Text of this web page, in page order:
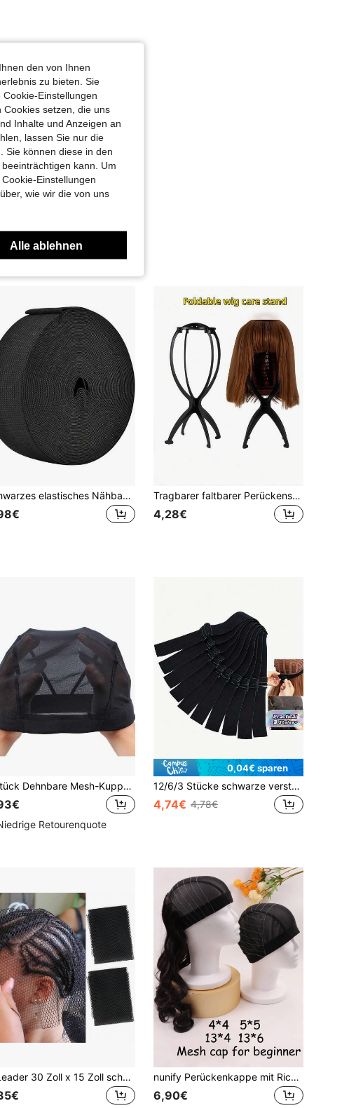
Schwarzes elastisches Nähband, 3 cm x 6 Yards, geeignet für Perücken, Gürtel, Dessous, Schuhe, Bettwäsche, Kleidung, Bastelarbeiten und DIY-Projekte Tragbarer faltbarer Perückenständer, tragbarer Perückenhalter, geeignet für Reise, Salon, häusliche Perückenpflege, Perückentrocknung, Styling und Präsentation
4,28€
1 Stück Dehnbare Mesh-Kuppel-Perückenkappe, Einheitsgröße, Einfach zu nähen, Elastische gewebte Perückenkappe, Elastisches Haarnetz
Retourenquote
0,04€ sparen
12/6/3 Stücke schwarze verstellbare elastische Bänder für Perücken, verstellbare Träger für Perücken, Werkzeuge zum Herstellen von Perückenkappen, Zubehör
4,74€ 4,78€
AliLeader 30 Zoll x 15 Zoll schwarzes elastisches gewebtes Netz, geeignet für Häkelzöpfe, Häkelmützen für Frauen, genähte Haarnetzmaschen für Frauen, Haarverlängerungen nunify Perückenkappe mit Richtlinien-Karte für Perückenherstellung, dehnbarer Mesh-Kuppelkappen für Anfänger zum Nähen von nahtlosen Perücken, Größen 4x4, 5x5, 13x4, 13x6 für Belüftung von Lace Front Perücken, mittlere Größe für 22-23 Zoll Kopfumfang
6,90€
den von Ihnen
zu bieten. Sie
Einstellungen
setzen, die uns
Inhalte und Anzeigen an
lassen Sie nur die
Sie können diese in den
kann. Um
Einstellungen
wie wir die von uns
Alle ablehnen